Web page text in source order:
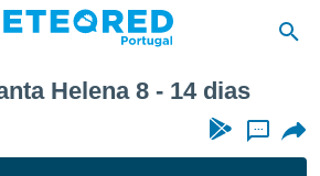
Helena 8 - 14 dias
...